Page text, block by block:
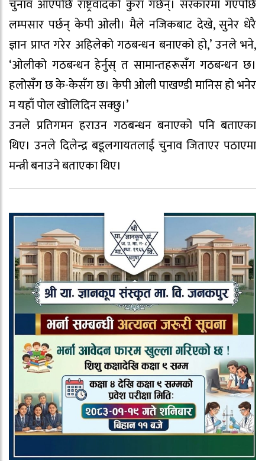
चुनाव आएपछि राष्ट्रवादको कुरा गर्छन्। सरकारमा गएपछि
लम्पसार पर्छन् केपी ओली। मैले नजिकबाट देखे, सुनेर धेरै
ज्ञान प्राप्त गरेर अहिलेको गठबन्धन बनाएको हो,’ उनले भने,
‘ओलीको गठबन्धन हेर्नुस् त सामान्तहरूसँग गठबन्धन छ।
हलोसँग छ के-केसँग छ। केपी ओली पाखण्डी मानिस हो भनेर
म यहाँ पोल खोलिदिन सक्छु।’
उनले प्रतिगमन हराउन गठबन्धन बनाएको पनि बताएका
थिए। उनले दिलेन्द्र बडूलगायतलाई चुनाव जिताएर पठाएमा
मन्त्री बनाउने बताएका थिए।